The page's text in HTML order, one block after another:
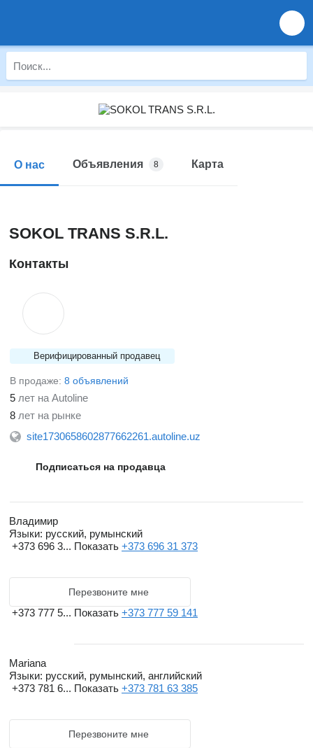
О нас Объявления 8 Карта
SOKOL TRANS S.R.L.
Контакты
Верифицированный продавец
В продаже: 8 объявлений
5 лет на Autoline
8 лет на рынке
site1730658602877662261.autoline.uz
Подписаться на продавца
Владимир
Языки: русский, румынский
+373 696 3... Показать +373 696 31 373
Перезвоните мне
+373 777 5... Показать +373 777 59 141
Mariana
Языки: русский, румынский, английский
+373 781 6... Показать +373 781 63 385
Перезвоните мне